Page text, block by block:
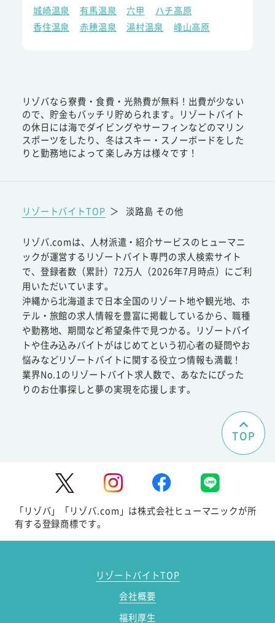
城崎温泉
有馬温泉 六甲
ハチ高原
香住温泉
赤穂温泉 湯村温泉 峰山高原
リゾバなら寮費・食費・光熱費が無料！出費が少ない
ので、貯金もバッチリ貯められます。リゾートバイト
の休日には海でダイビングやサーフィンなどのマリン
スポーツをしたり、冬はスキー・スノーボードをした
りと勤務地によって楽しみ方は様々です！
リゾートバイトTOP ＞ 淡路島 その他
リゾバ.comは、人材派遣・紹介サービスのヒューマニ
ックが運営するリゾートバイト専門の求人検索サイト
で、登録者数（累計）72万人（2026年7月時点）にご利
用いただいています。
沖縄から北海道まで日本全国のリゾート地や観光地、ホ
テル・旅館の求人情報を豊富に掲載しているから、職種
や勤務地、期間など希望条件で見つかる。リゾートバイ
トや住み込みバイトがはじめてという初心者の疑問やお
悩みなどリゾートバイトに関する役立つ情報も満載！
業界No.1のリゾートバイト求人数で、あなたにぴった
りのお仕事探しと夢の実現を応援します。
TOP
「リゾバ」「リゾバ.com」は株式会社ヒューマニックが所
有する登録商標です。
リゾートバイトTOP
会社概要
福利厚生